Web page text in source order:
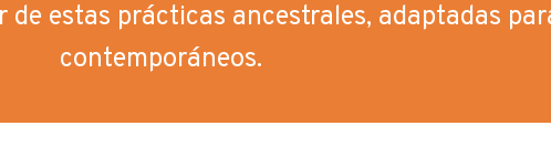
estas prácticas ancestrales, adaptadas
contemporáneos.